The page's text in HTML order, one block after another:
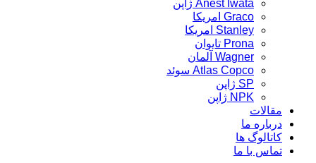
Anest Iwata ژاپن
Graco امریکا
Stanley امریکا
Prona تایوان
Wagner آلمان
Atlas Copco سوئد
SP ژاپن
NPK ژاپن
مقالات
درباره ما
کاتالوگ ها
تماس با ما